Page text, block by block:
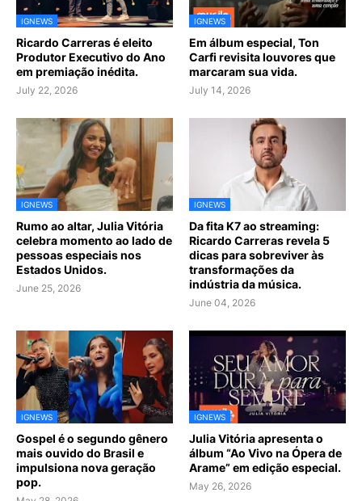
IGNEWS
Ricardo Carreras é eleito
Produtor Executivo do Ano
em premiação inédita.
July 22, 2026
IGNEWS
Em álbum especial, Ton
Carfi revisita louvores que
marcaram sua vida.
July 14, 2026
IGNEWS
Rumo ao altar, Julia Vitória
celebra momento ao lado de
pessoas especiais nos
Estados Unidos.
June 25, 2026
IGNEWS
Da fita K7 ao streaming:
Ricardo Carreras revela 5
dicas para sobreviver às
transformações da
indústria da música.
June 04, 2026
IGNEWS
Gospel é o segundo gênero
mais ouvido do Brasil e
impulsiona nova geração
pop.
IGNEWS
Julia Vitória apresenta o
álbum “Ao Vivo na Ópera de
Arame” em edição especial.
May 26, 2026